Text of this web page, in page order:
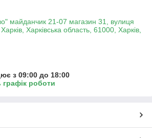
майданчик 21-07 магазин 31, вулиця
Харківська область, 61000, Харків,
з 09:00 до 18:00
графік роботи